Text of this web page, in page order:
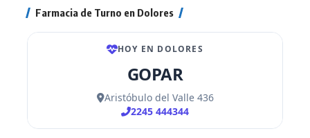
Farmacia de Turno en Dolores